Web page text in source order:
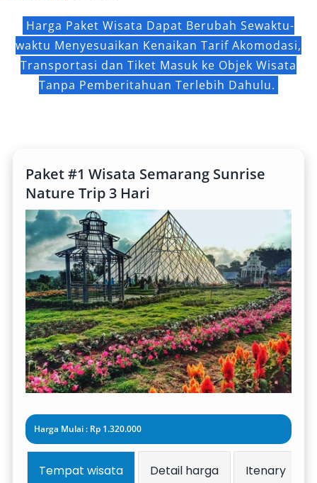
Harga Paket Wisata Dapat Berubah Sewaktu-
waktu Menyesuaikan Kenaikan Tarif Akomodasi,
Transportasi dan Tiket Masuk ke Objek Wisata
Tanpa Pemberitahuan Terlebih Dahulu.
Paket #1 Wisata Semarang Sunrise
Nature Trip 3 Hari
Harga Mulai : Rp 1.320.000
Tempat wisata Detail harga Itenary